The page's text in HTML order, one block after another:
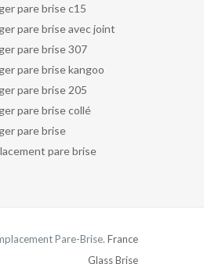
pare brise c15
pare brise avec joint
pare brise 307
pare brise kangoo
pare brise 205
pare brise collé
pare brise
pare brise
Pare-Brise. France
Glass Brise